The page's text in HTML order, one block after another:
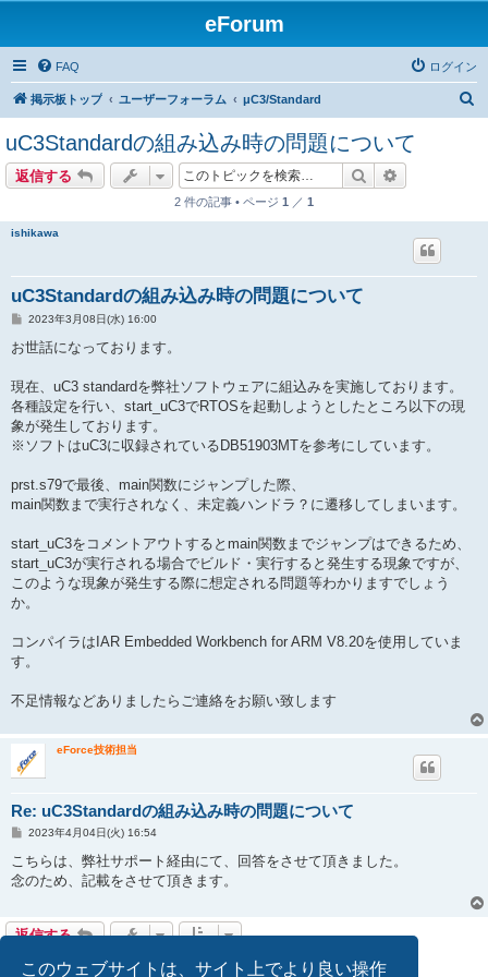
このウェブサイトは、サイト上でより良い操作
eForum
FAQ ログイン
掲示板トップ ユーザーフォーラム μC3/Standard
uC3Standardの組み込み時の問題について
返信する 検索
2 件の記事 • ページ 1 ／ 1
ishikawa
uC3Standardの組み込み時の問題について
投
記
事
2023年3月08日(水) 16:00
お世話になっております。
現在、uC3 standardを弊社ソフトウェアに組込みを実施しております。
各種設定を行い、start_uC3でRTOSを起動しようとしたところ以下の現
象が発生しております。
※ソフトはuC3に収録されているDB51903MTを参考にしています。
prst.s79で最後、main関数にジャンプした際、
main関数まで実行されなく、未定義ハンドラ？に遷移してしまいます。
start_uC3をコメントアウトするとmain関数までジャンプはできるため、
start_uC3が実行される場合でビルド・実行すると発生する現象ですが、
このような現象が発生する際に想定される問題等わかりますでしょう
か。
コンパイラはIAR Embedded Workbench for ARM V8.20を使用していま
す。
不足情報などありましたらご連絡をお願い致します
eForce技術担当
Re: uC3Standardの組み込み時の問題について
投
記
事
2023年4月04日(火) 16:54
こちらは、弊社サポート経由にて、回答をさせて頂きました。
念のため、記載をさせて頂きます。
返信する
2 件の記事 • ページ ／ 1